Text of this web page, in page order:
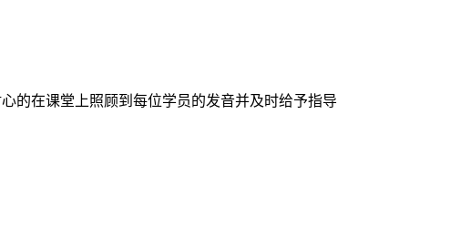
的在课堂上照顾到每位学员的发音并及时给予指导